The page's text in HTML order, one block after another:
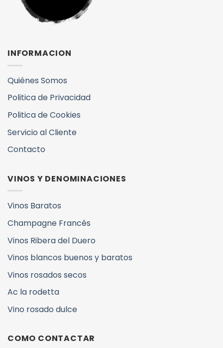
INFORMACION
Quiénes Somos
Politica de Privacidad
Politica de Cookies
Servicio al Cliente
Contacto
VINOS Y DENOMINACIONES
Vinos Baratos
Champagne Francés
Vinos Ribera del Duero
Vinos blancos buenos y baratos
Vinos rosados secos
Ac la rodetta
Vino rosado dulce
COMO CONTACTAR